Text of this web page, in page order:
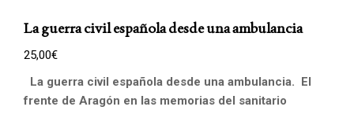
La guerra civil española desde una ambulancia
25,00€
La guerra civil española desde una ambulancia. El
frente de Aragón en las memorias del sanitario